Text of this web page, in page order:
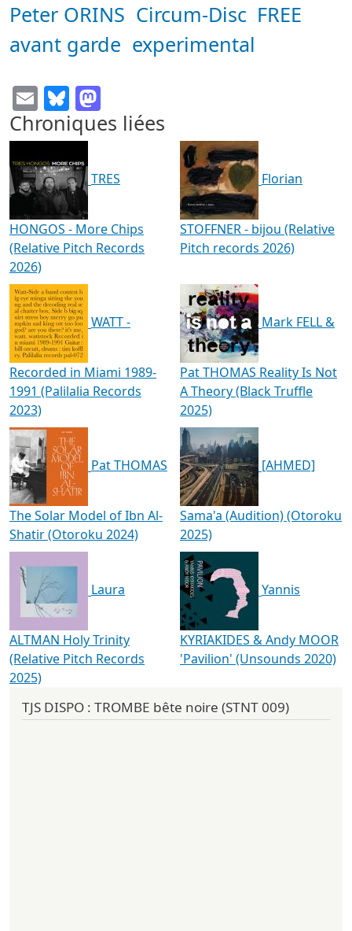
Peter ORINS Circum-Disc FREE
avant garde experimental
EmailBluesky
Chroniques liées
TRES
HONGOS - More Chips
(Relative Pitch Records
2026)
Florian
STOFFNER - bijou (Relative
Pitch records 2026)
WATT -
Recorded in Miami 1989-
1991 (Palilalia Records
2023)
Mark FELL &
Pat THOMAS Reality Is Not
A Theory (Black Truffle
2025)
Pat THOMAS
The Solar Model of Ibn Al-
Shatir (Otoroku 2024)
[AHMED]
Sama'a (Audition) (Otoroku
2025)
Laura
ALTMAN Holy Trinity
(Relative Pitch Records
2025)
Yannis
KYRIAKIDES & Andy MOOR
'Pavilion' (Unsounds 2020)
TJS DISPO : TROMBE bête noire (STNT 009)